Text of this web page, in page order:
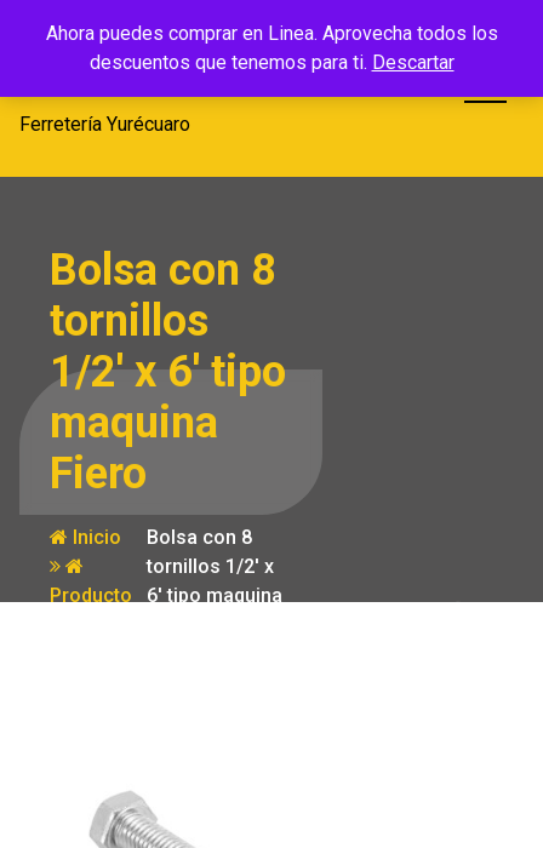
Ahora puedes comprar en Linea. Aprovecha todos los
descuentos que tenemos para ti. Descartar
Ferretería
Yurécuaro
Ferretería Yurécuaro
Bolsa con 8
tornillos
1/2′ x 6′ tipo
maquina
Fiero
Inicio
Producto
Bolsa con 8
tornillos 1/2′ x
6′ tipo maquina